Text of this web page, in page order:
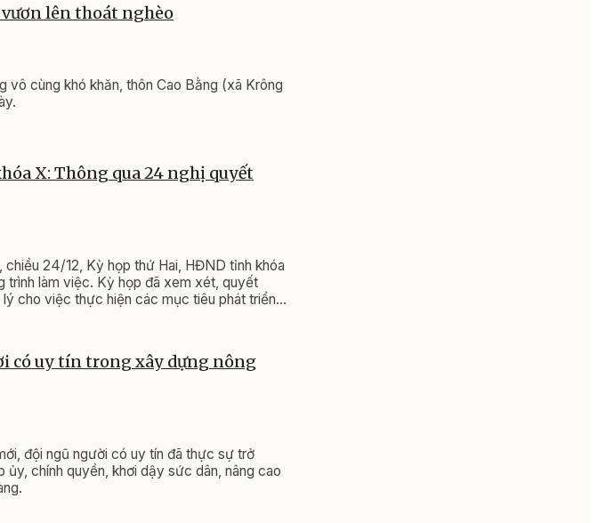
lên thoát nghèo
vô cùng khó khăn, thôn Cao Bằng (xã Krông
X: Thông qua 24 nghị quyết
chiều 24/12, Kỳ họp thứ Hai, HĐND tỉnh khóa
trình làm việc. Kỳ họp đã xem xét, quyết
cho việc thực hiện các mục tiêu phát triển
có uy tín trong xây dựng nông
đội ngũ người có uy tín đã thực sự trở
ủy, chính quyền, khơi dậy sức dân, nâng cao